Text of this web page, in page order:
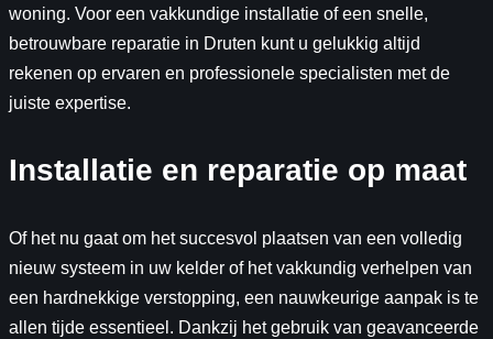
woning. Voor een vakkundige installatie of een snelle,
betrouwbare reparatie in Druten kunt u gelukkig altijd
rekenen op ervaren en professionele specialisten met de
juiste expertise.
Installatie en reparatie op maat
Of het nu gaat om het succesvol plaatsen van een volledig
nieuw systeem in uw kelder of het vakkundig verhelpen van
een hardnekkige verstopping, een nauwkeurige aanpak is te
allen tijde essentieel. Dankzij het gebruik van geavanceerde